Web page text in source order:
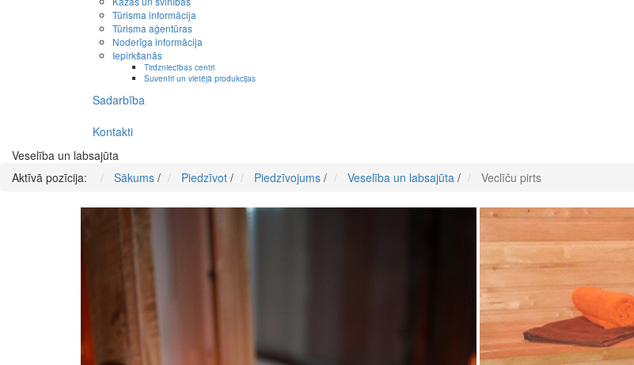
Tūrisma informācija
Tūrisma aģentūras
Noderīga informācija
Iepirkšanās
Tirdzniecības centri
Suvenīri un vietējā produkcijas
Sadarbība
Kontakti
Veselība un labsajūta
Aktīvā pozīcija:
Sākums / Piedzīvot / Piedzīvojums / Veselība un labsajūta / Veclīču pirts